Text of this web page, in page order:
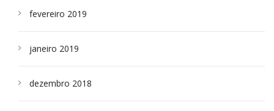
fevereiro 2019
janeiro 2019
dezembro 2018